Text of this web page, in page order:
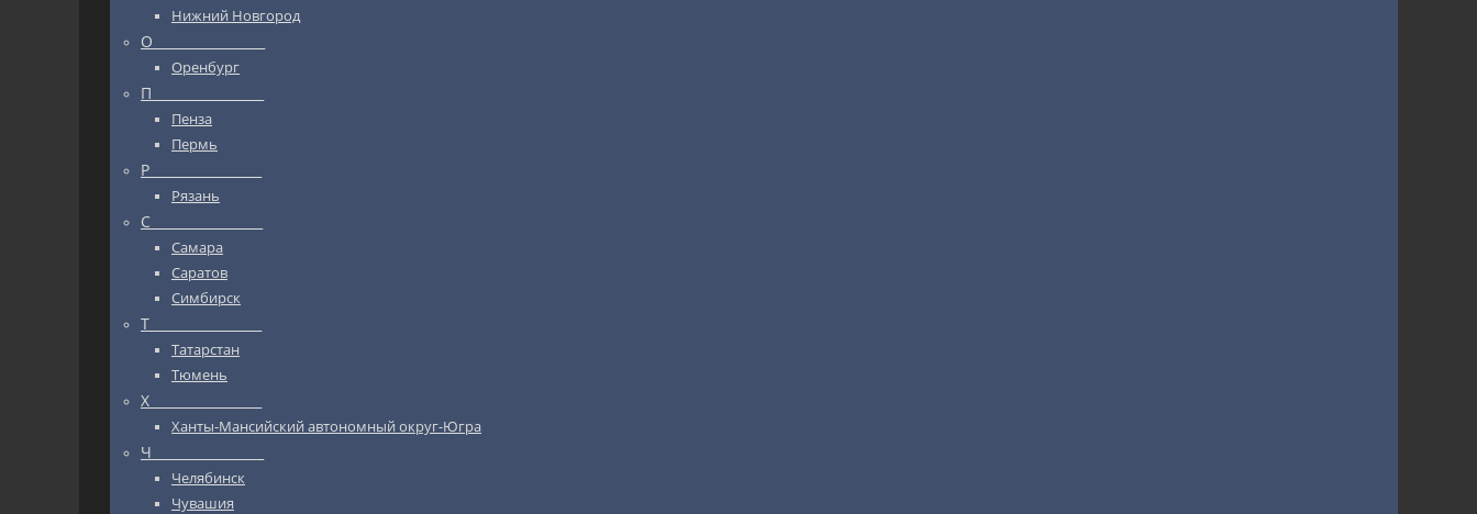
Нижний Новгород
О_________________
Оренбург
П_________________
Пенза
Пермь
Р_________________
Рязань
С_________________
Самара
Саратов
Симбирск
Т_________________
Татарстан
Тюмень
Х_________________
Ханты-Мансийский автономный округ-Югра
Ч_________________
Челябинск
Чувашия